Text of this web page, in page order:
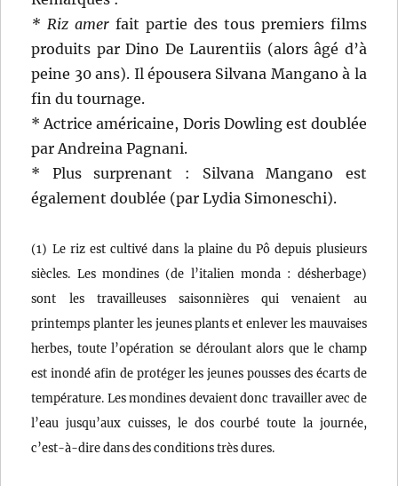
* Riz amer fait partie des tous premiers films
produits par Dino De Laurentiis (alors âgé d’à
peine 30 ans). Il épousera Silvana Mangano à la
fin du tournage.
* Actrice américaine, Doris Dowling est doublée
par Andreina Pagnani.
* Plus surprenant : Silvana Mangano est
également doublée (par Lydia Simoneschi).
(1) Le riz est cultivé dans la plaine du Pô depuis plusieurs
siècles. Les mondines (de l’italien monda : désherbage)
sont les travailleuses saisonnières qui venaient au
printemps planter les jeunes plants et enlever les mauvaises
herbes, toute l’opération se déroulant alors que le champ
est inondé afin de protéger les jeunes pousses des écarts de
température. Les mondines devaient donc travailler avec de
l’eau jusqu’aux cuisses, le dos courbé toute la journée,
c’est-à-dire dans des conditions très dures.